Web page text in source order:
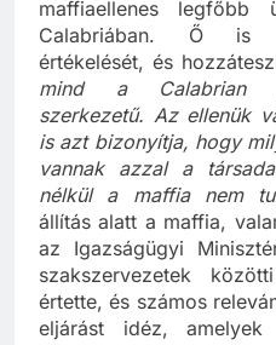
maffiaellenes
Calabriában. Ő is
értékelését, és
mind a Calabrian
szerkezetű. Az ellenük
is azt bizonyítja, hogy
vannak azzal a
nélkül a maffia nem
állítás alatt a maffia,
az Igazságügyi
szakszervezetek
értette, és számos